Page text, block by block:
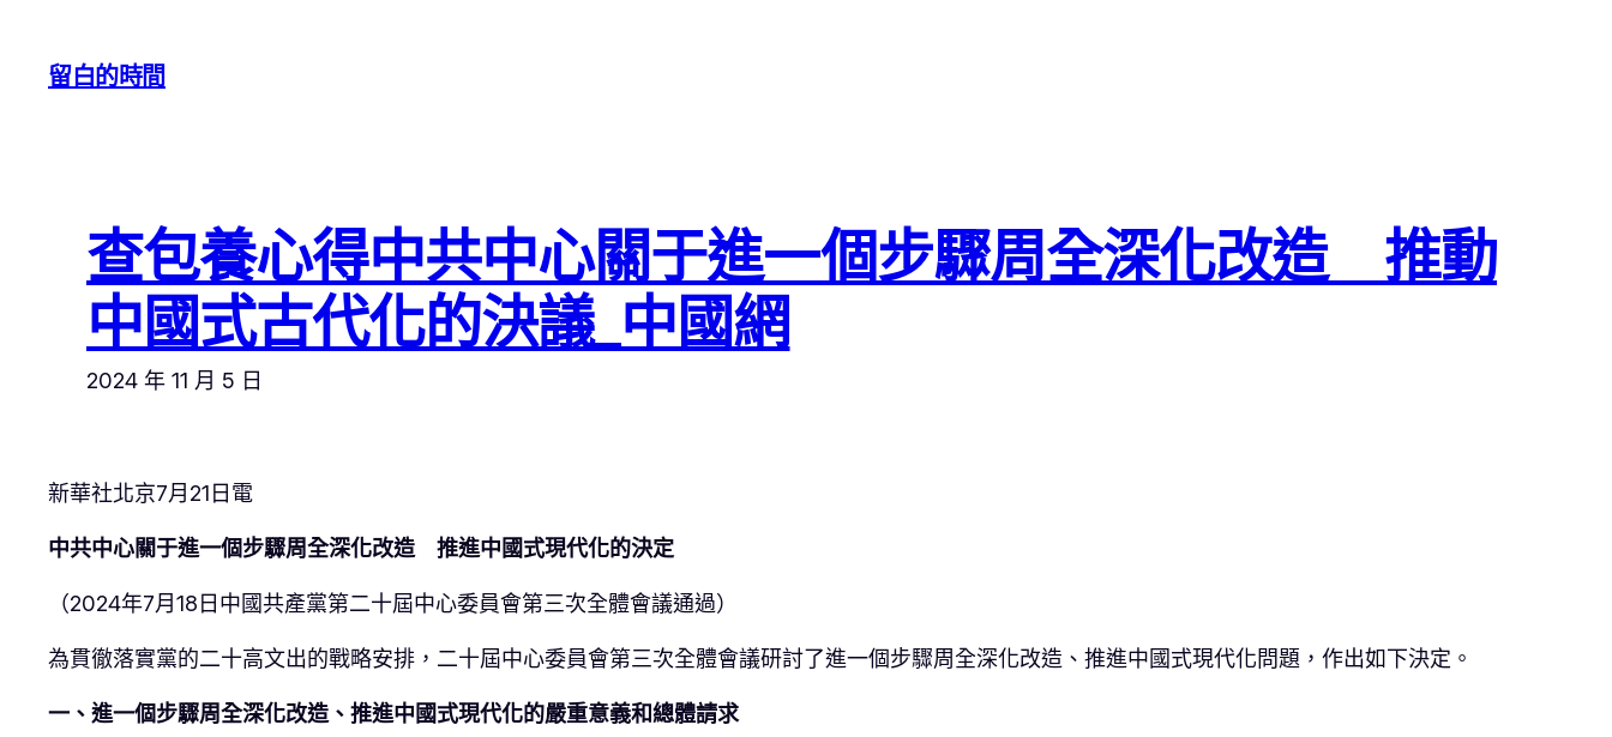
留白的時間
查包養心得中共中心關于進一個步驟周全深化改造 推動
中國式古代化的決議_中國網
2024 年 11 月 5 日
新華社北京7月21日電
中共中心關于進一個步驟周全深化改造 推進中國式現代化的決定
（2024年7月18日中國共產黨第二十屆中心委員會第三次全體會議通過）
為貫徹落實黨的二十高文出的戰略安排，二十屆中心委員會第三次全體會議研討了進一個步驟周全深化改造、推進中國式現代化問題，作出如下決定。
一、進一個步驟周全深化改造、推進中國式現代化的嚴重意義和總體請求